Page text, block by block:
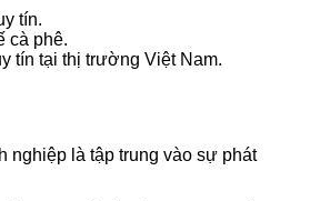
tín.
cà phê.
tín tại thị trường Việt Nam.
nghiệp là tập trung vào sự phát